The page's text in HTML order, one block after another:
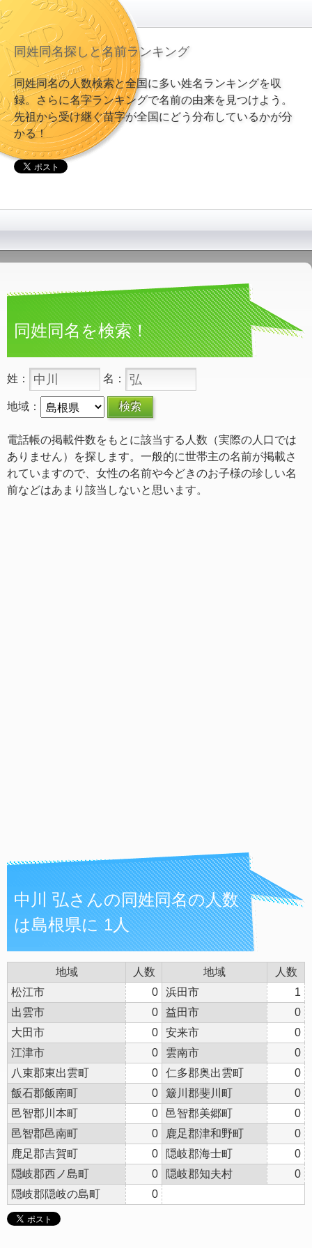
同姓同名探しと名前ランキング
同姓同名の人数検索と全国に多い姓名ランキングを収
録。さらに名字ランキングで名前の由来を見つけよう。
先祖から受け継ぐ苗字が全国にどう分布しているかが分
かる！
同姓同名を検索！
姓： 名：
地域：
電話帳の掲載件数をもとに該当する人数（実際の人口では
ありません）を探します。一般的に世帯主の名前が掲載さ
れていますので、女性の名前や今どきのお子様の珍しい名
前などはあまり該当しないと思います。
中川 弘さんの同姓同名の人数
は島根県に 1人
地域 人数 地域
人数
松江市
0 浜田市
1
出雲市
0 益田市
0
大田市
0 安来市
0
江津市
0 雲南市
0
八束郡東出雲町
0 仁多郡奥出雲町
0
飯石郡飯南町
0 簸川郡斐川町
0
邑智郡川本町
0 邑智郡美郷町
0
邑智郡邑南町
0 鹿足郡津和野町
0
鹿足郡吉賀町
0 隠岐郡海士町
0
隠岐郡西ノ島町
0 隠岐郡知夫村
0
隠岐郡隠岐の島町
0